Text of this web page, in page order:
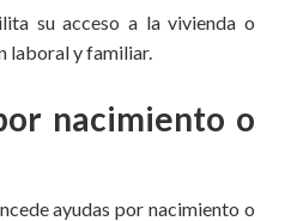
su acceso a la vivienda o
laboral y familiar.
nacimiento o
ayudas por nacimiento o